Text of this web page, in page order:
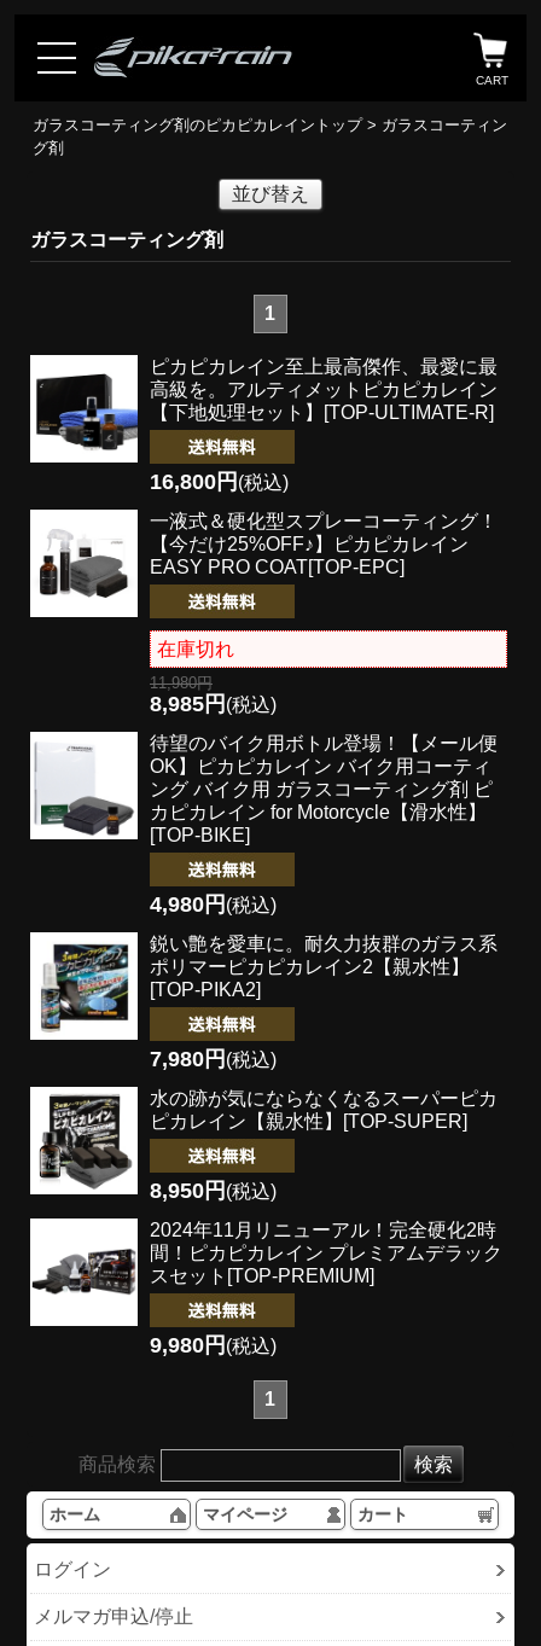
CART
ガラスコーティング剤のピカピカレイントップ> ガラスコーティン
グ剤
並び替え
ガラスコーティング剤
1
ピカピカレイン至上最高傑作、最愛に最
高級を。 アルティメットピカピカレイン
【下地処理セット】[TOP-ULTIMATE-R]
16,800円 (税込)
一液式＆硬化型スプレーコーティング！
【今だけ25%OFF♪】ピカピカレイン
EASY PRO COAT[TOP-EPC]
在庫切れ
11,980円
8,985円 (税込)
待望のバイク用ボトル登場！
【メール便
OK】ピカピカレイン バイク用コーティ
ング バイク用 ガラスコーティング剤 ピ
カピカレイン for Motorcycle【滑水性】
[TOP-BIKE]
4,980円 (税込)
鋭い艶を愛車に。耐久力抜群のガラス系
ポリマー ピカピカレイン2【親水性】
[TOP-PIKA2]
7,980円 (税込)
水の跡が気にならなくなる スーパーピカ
ピカレイン【親水性】[TOP-SUPER]
8,950円 (税込)
2024年11月リニューアル！完全硬化2時
間！ ピカピカレイン プレミアムデラック
スセット[TOP-PREMIUM]
9,980円 (税込)
1
商品検索
ホーム マイページ カート
ログイン
メルマガ申込/停止